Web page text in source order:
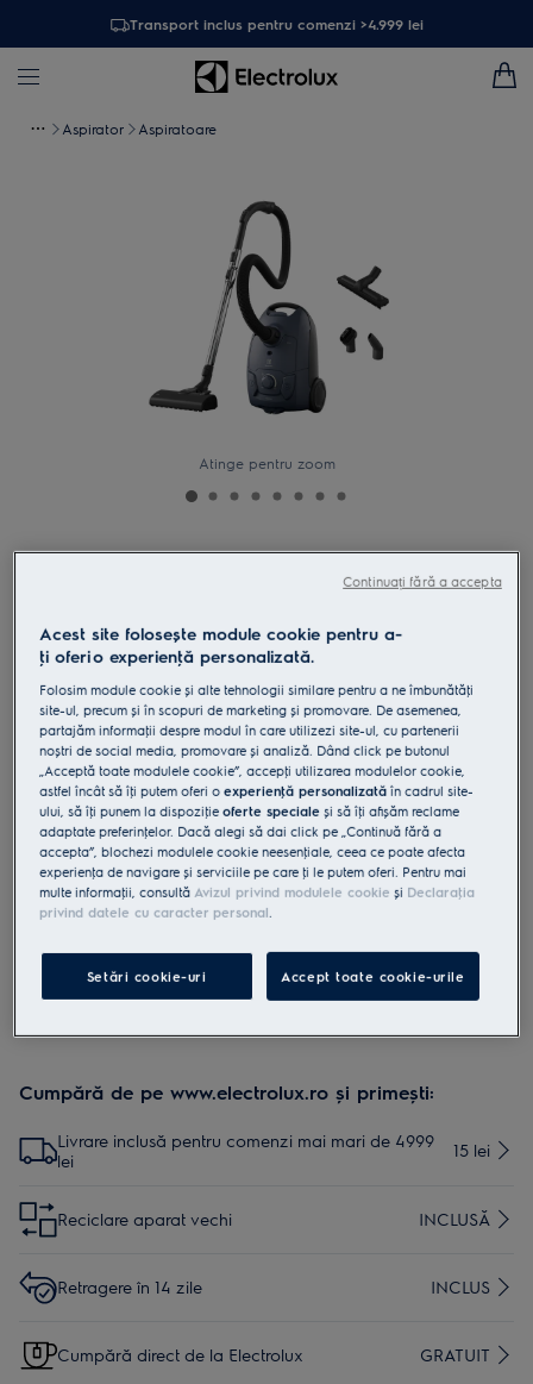
Transport inclus pentru comenzi >4.999 lei
Aspirator Aspiratoare
Atinge pentru zoom
EB51C2DB
Aspirator cu sac Seria 500
EB51C2DB
4.7 (84)
Beneficii
Aspirator compact și ușor de utilizat, cu capacitate mare de aspirare
a prafului.
Putere de aspirare impresionantă pentru îndepărtarea prafului și a
murdăriei.
Ergonomic și ușor de manevrat pentru o curățare neîntreruptă.
Design compact, mâner ergonomic și accesorii pe unitate.
Instrucţiunile și avertismentele pentru utilizarea în siguranţă a
enumerate în manualul de utilizare. Pentru utilizarea în
siguranţă a produsului, citește în întregime manualul de
Cumpără de pe www.electrolux.ro și primești:
Livrare inclusă pentru comenzi mai mari de 4999
lei
15 lei
Reciclare aparat vechi INCLUSĂ
Retragere în 14 zile INCLUS
Cumpără direct de la Electrolux GRATUIT
Acest site folosește module cookie pentru a-
ţi oferi o experienţă personalizată.
Folosim module cookie și alte tehnologii similare pentru a ne îmbunătăţi
site-ul, precum și în scopuri de marketing și promovare. De asemenea,
partajăm informaţii despre modul în care utilizezi site-ul, cu partenerii
noștri de social media, promovare și analiză. Dând click pe butonul
„Acceptă toate modulele cookie”, accepţi utilizarea modulelor cookie,
astfel încât să îţi putem oferi oexperienţă personalizată în cadrul site-
ului, să îţi punem la dispoziţieoferte speciale și să îţi afișăm reclame
adaptate preferinţelor. Dacă alegi să dai click pe „Continuă fără a
accepta”, blochezi modulele cookie neesenţiale, ceea ce poate afecta
experienţa de navigare și serviciile pe care ţi le putem oferi. Pentru mai
multe informaţii, consultă Avizul privind modulele cookie și Declaraţia
privind datele cu caracter personal.
Setări cookie-uri Accept toate cookie-urile
Continuați fără a accepta